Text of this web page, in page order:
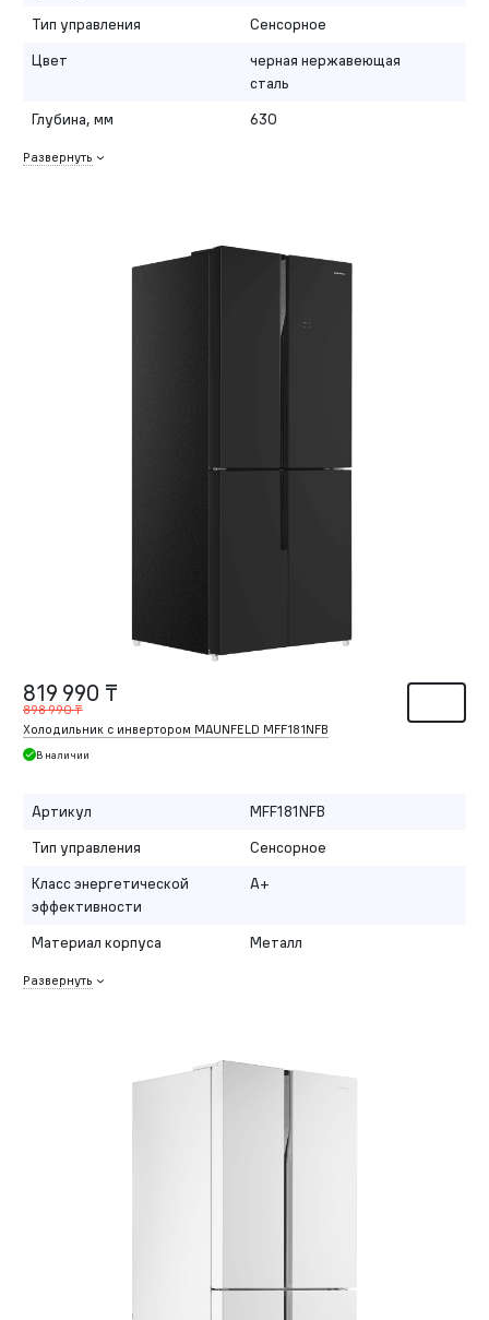
Тип управления
Сенсорное
Цвет
черная нержавеющая
сталь
Глубина, мм
630
Развернуть
819 990 ₸
898 990 ₸
Холодильник с инвертором MAUNFELD MFF181NFB
В наличии
Артикул
MFF181NFB
Тип управления
Сенсорное
Класс энергетической
эффективности
A+
Материал корпуса Металл
Развернуть